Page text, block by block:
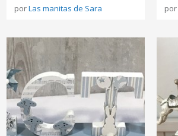
porLas manitas de Sara por